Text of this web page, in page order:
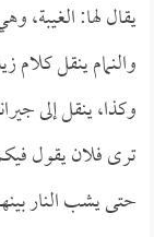
يقال لها: الغيبة،
والنمام ينقل
وكذا، ينقل إلى
ترى فلان يقول
حتى يشب النار